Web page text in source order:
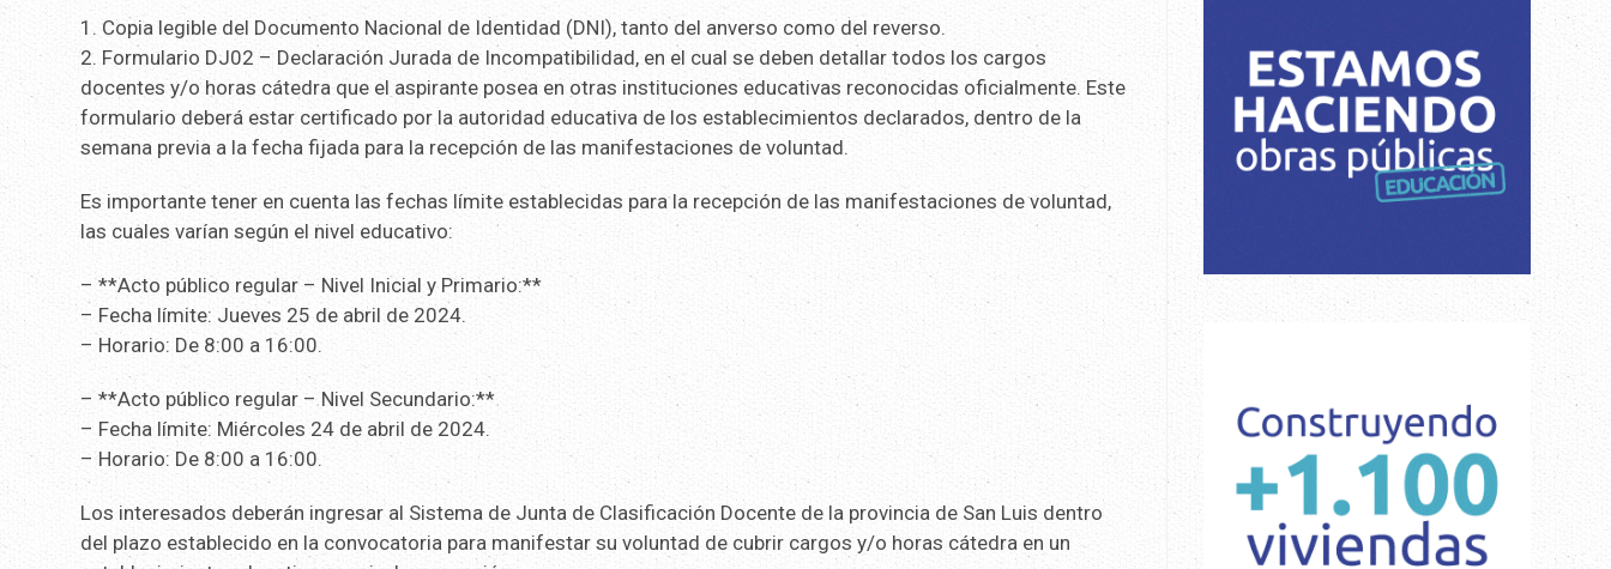
1. Copia legible del Documento Nacional de Identidad (DNI), tanto del anverso como del reverso.
2. Formulario DJ02 – Declaración Jurada de Incompatibilidad, en el cual se deben detallar todos los cargos
docentes y/o horas cátedra que el aspirante posea en otras instituciones educativas reconocidas oficialmente. Este
formulario deberá estar certificado por la autoridad educativa de los establecimientos declarados, dentro de la
semana previa a la fecha fijada para la recepción de las manifestaciones de voluntad.
Es importante tener en cuenta las fechas límite establecidas para la recepción de las manifestaciones de voluntad,
las cuales varían según el nivel educativo:
– **Acto público regular – Nivel Inicial y Primario:**
– Fecha límite: Jueves 25 de abril de 2024.
– Horario: De 8:00 a 16:00.
– **Acto público regular – Nivel Secundario:**
– Fecha límite: Miércoles 24 de abril de 2024.
– Horario: De 8:00 a 16:00.
Los interesados deberán ingresar al Sistema de Junta de Clasificación Docente de la provincia de San Luis dentro
del plazo establecido en la convocatoria para manifestar su voluntad de cubrir cargos y/o horas cátedra en un